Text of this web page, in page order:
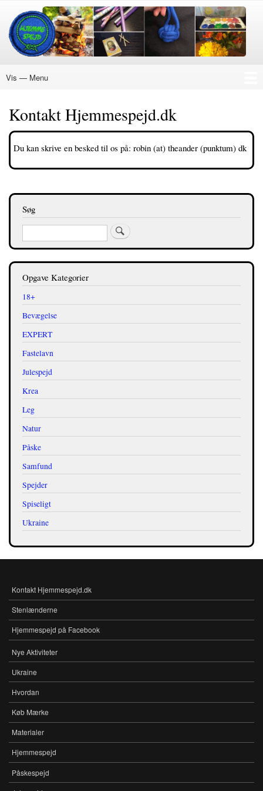
Gå
hovedindhold
Menu
Vis — Menu
Kontakt Hjemmespejd.dk
Du kan skrive en besked til os på: robin (at) theander (punktum) dk
Søg
Søg
Opgave Kategorier
18+
Bevægelse
EXPERT
Fastelavn
Julespejd
Krea
Leg
Natur
Påske
Samfund
Spejder
Spiseligt
Ukraine
FOOTER-
MENU
Kontakt Hjemmespejd.dk
Stenlænderne
Hjemmespejd på Facebook
MENU
Nye Aktiviteter
Ukraine
Hvordan
Køb Mærke
Materialer
Hjemmespejd
Påskespejd